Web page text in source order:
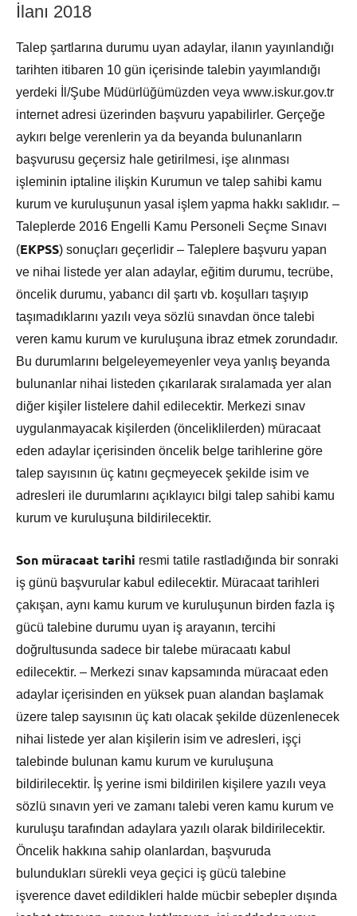
İlanı 2018
Talep şartlarına durumu uyan adaylar, ilanın yayınlandığı
tarihten itibaren 10 gün içerisinde talebin yayımlandığı
yerdeki İl/Şube Müdürlüğümüzden veya www.iskur.gov.tr
internet adresi üzerinden başvuru yapabilirler. Gerçeğe
aykırı belge verenlerin ya da beyanda bulunanların
başvurusu geçersiz hale getirilmesi, işe alınması
işleminin iptaline ilişkin Kurumun ve talep sahibi kamu
kurum ve kuruluşunun yasal işlem yapma hakkı saklıdır. –
Taleplerde 2016 Engelli Kamu Personeli Seçme Sınavı
(EKPSS) sonuçları geçerlidir – Taleplere başvuru yapan
ve nihai listede yer alan adaylar, eğitim durumu, tecrübe,
öncelik durumu, yabancı dil şartı vb. koşulları taşıyıp
taşımadıklarını yazılı veya sözlü sınavdan önce talebi
veren kamu kurum ve kuruluşuna ibraz etmek zorundadır.
Bu durumlarını belgeleyemeyenler veya yanlış beyanda
bulunanlar nihai listeden çıkarılarak sıralamada yer alan
diğer kişiler listelere dahil edilecektir. Merkezi sınav
uygulanmayacak kişilerden (önceliklilerden) müracaat
eden adaylar içerisinden öncelik belge tarihlerine göre
talep sayısının üç katını geçmeyecek şekilde isim ve
adresleri ile durumlarını açıklayıcı bilgi talep sahibi kamu
kurum ve kuruluşuna bildirilecektir.
Son müracaat tarihi resmi tatile rastladığında bir sonraki
iş günü başvurular kabul edilecektir. Müracaat tarihleri
çakışan, aynı kamu kurum ve kuruluşunun birden fazla iş
gücü talebine durumu uyan iş arayanın, tercihi
doğrultusunda sadece bir talebe müracaatı kabul
edilecektir. – Merkezi sınav kapsamında müracaat eden
adaylar içerisinden en yüksek puan alandan başlamak
üzere talep sayısının üç katı olacak şekilde düzenlenecek
nihai listede yer alan kişilerin isim ve adresleri, işçi
talebinde bulunan kamu kurum ve kuruluşuna
bildirilecektir. İş yerine ismi bildirilen kişilere yazılı veya
sözlü sınavın yeri ve zamanı talebi veren kamu kurum ve
kuruluşu tarafından adaylara yazılı olarak bildirilecektir.
Öncelik hakkına sahip olanlardan, başvuruda
bulundukları sürekli veya geçici iş gücü talebine
işverence davet edildikleri halde mücbir sebepler dışında